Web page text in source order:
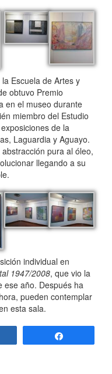
Escuela de Artes y
obtuvo Premio
en el museo durante
miembro del Estudio
de la
Laguardia y Aguayo.
pura al óleo,
llegando a su
individual en
1947/2008, que vio la
ese año. Después ha
pueden contemplar
esta sala.